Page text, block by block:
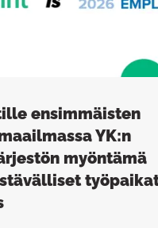
ensimmäisten
YK:n
myöntämä